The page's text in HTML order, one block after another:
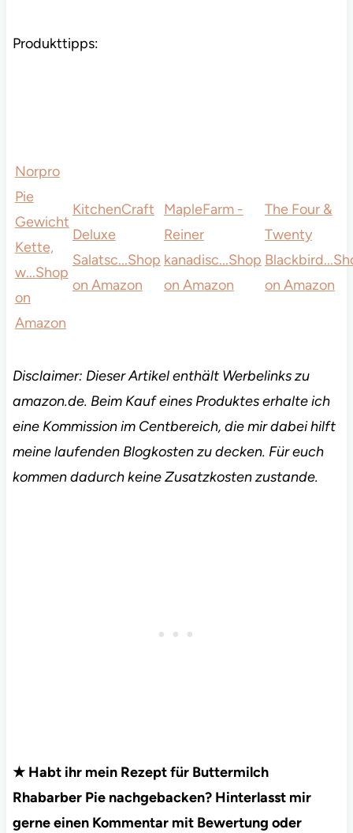
Produkttipps:
Norpro
Pie
Gewicht
Kette,
w...Shop
on
Amazon
KitchenCraft
Deluxe
Salatsc...Shop
on Amazon
MapleFarm -
Reiner
kanadisc...Shop
on Amazon
The Four &
Twenty
Blackbird...
on Amazon
Disclaimer: Dieser Artikel enthält Werbelinks zu
amazon.de. Beim Kauf eines Produktes erhalte ich
eine Kommission im Centbereich, die mir dabei hilft
meine laufenden Blogkosten zu decken. Für euch
kommen dadurch keine Zusatzkosten zustande.
★ Habt ihr mein Rezept für Buttermilch
Rhabarber Pie nachgebacken? Hinterlasst mir
gerne einen Kommentar mit Bewertung oder